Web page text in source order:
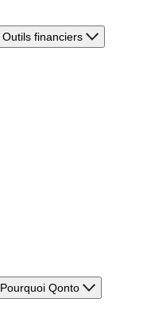
Outils financiers
Pourquoi Qonto